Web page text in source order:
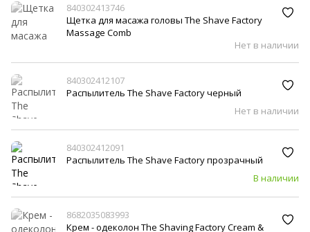
840302413746
Щетка для масажа головы The Shave Factory
Massage Comb
Нет в наличии
840302412107
Распылитель The Shave Factory черный
Нет в наличии
840302412091
Распылитель The Shave Factory прозрачный
В наличии
8682035083993
Крем - одеколон The Shaving Factory Cream &